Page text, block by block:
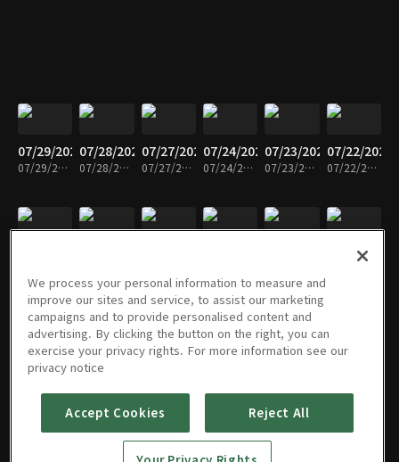
07/29/2026
07/29/2026 • 10분
07/28/2026
07/28/2026 • 10분
07/27/2026
07/27/2026 • 10분
07/24/2026
07/24/2026 • 10분
07/23/2026
07/23/2026 • 10분
07/22/2026
07/22/2026 • 10분
07/14/2026
07/13/2026
07/13/2026 • 10분
07/10/202607/09/202607/08/202607/07/202607/06/2026
We process your personal information to measure and
improve our sites and service, to assist our marketing
campaigns and to provide personalised content and
advertising. By clicking the button on the right, you can
exercise your privacy rights. For more information see our
privacy notice
Accept Cookies Reject All